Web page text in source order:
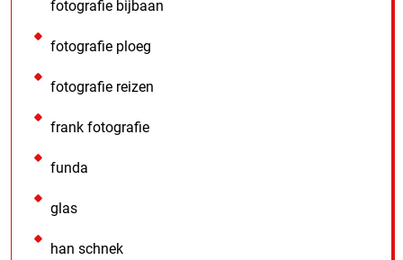
fotografie bijbaan
fotografie ploeg
fotografie reizen
frank fotografie
funda
glas
han schnek